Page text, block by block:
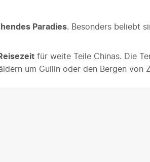
Paradies. Besonders beliebt
für weite Teile Chinas. Die
um Guilin oder den Bergen von